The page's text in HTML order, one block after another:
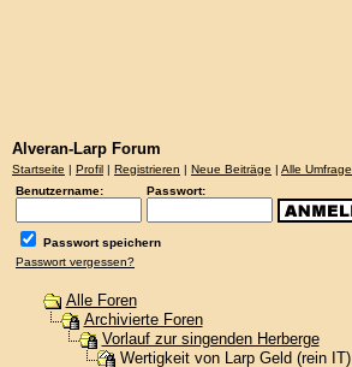
Alveran-Larp Forum
Startseite | Profil | Registrieren | Neue Beiträge | Alle
Benutzername:
Passwort:
Passwort speichern
Passwort vergessen?
Alle Foren
Archivierte Foren
Vorlauf zur singenden Herberge
Wertigkeit von Larp Geld (rein IT)